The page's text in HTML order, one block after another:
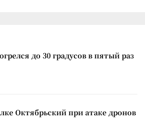
до 30 градусов в пятый раз
Октябрьский при атаке дронов